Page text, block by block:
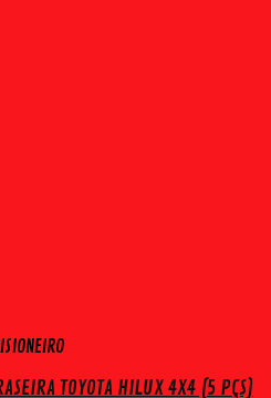
TOYOTA HILUX 4X4 (5 PÇS)